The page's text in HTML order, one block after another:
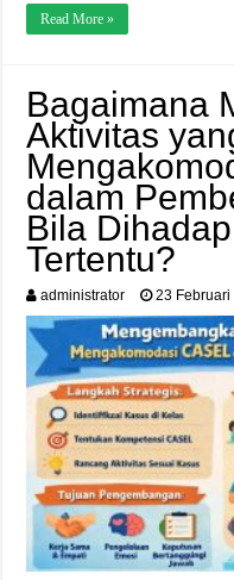
Read More »
Bagaimana
Aktivitas
dalam
Bila
Tertentu?
administrator 23 Februari